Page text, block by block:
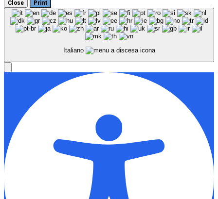
Close Print
Italiano